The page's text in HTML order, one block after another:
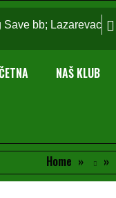
Save bb; Lazarevac
NAŠ KLUB
Home